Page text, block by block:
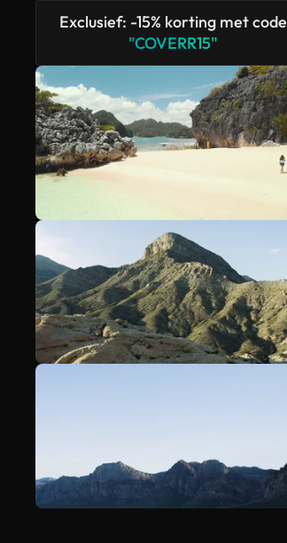
Exclusief: -15% korting met code
"COVERR15"